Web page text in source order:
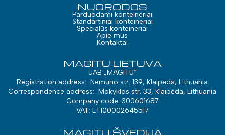
NUORODOS
Parduodami konteineriai
Standartiniai konteineriai
Specialūs konteineriai
Apie mus
Kontaktai
MAGITU LIETUVA
UAB „MAGITU“
Registration address: Nemuno str. 139, Klaipėda, Lithuania
Correspondence address: Mokyklos str. 33, Klaipėda, Lithuania
Company code: 300601687
VAT: LT100002645517
MAGITU ŠVEDIJA